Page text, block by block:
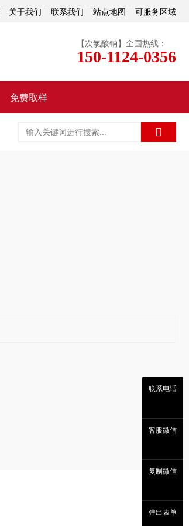
关于我们 联系我们 站点地图 可服务区域
【次氯酸钠】全国热线：
150-1124-0356
免费取样
联系电话
客服微信
复制微信
弹出表单